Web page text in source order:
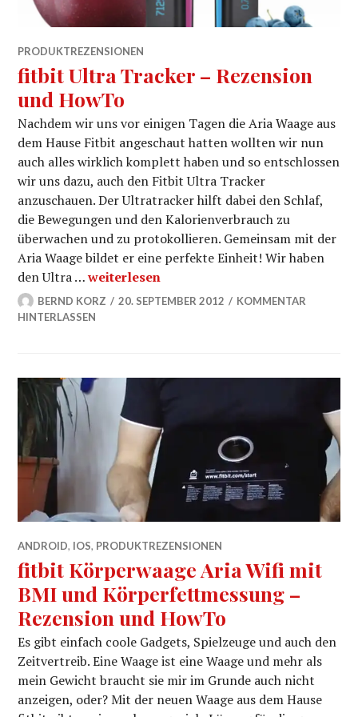
PRODUKTREZENSIONEN
fitbit Ultra Tracker – Rezension
und HowTo
Nachdem wir uns vor einigen Tagen die Aria Waage aus
dem Hause Fitbit angeschaut hatten wollten wir nun
auch alles wirklich komplett haben und so entschlossen
wir uns dazu, auch den Fitbit Ultra Tracker
anzuschauen. Der Ultratracker hilft dabei den Schlaf,
die Bewegungen und den Kalorienverbrauch zu
überwachen und zu protokollieren. Gemeinsam mit der
Aria Waage bildet er eine perfekte Einheit! Wir haben
den Ultra …fitbit Ultra Tracker – Rezension und HowTo
weiterlesen
BERND KORZ 20. SEPTEMBER 2012
KOMMENTAR
HINTERLASSEN
ANDROID, IOS, PRODUKTREZENSIONEN
fitbit Körperwaage Aria Wifi mit
BMI und Körperfettmessung –
Rezension und HowTo
Es gibt einfach coole Gadgets, Spielzeuge und auch den
Zeitvertreib. Eine Waage ist eine Waage und mehr als
mein Gewicht braucht sie mir im Grunde auch nicht
anzeigen, oder? Mit der neuen Waage aus dem Hause